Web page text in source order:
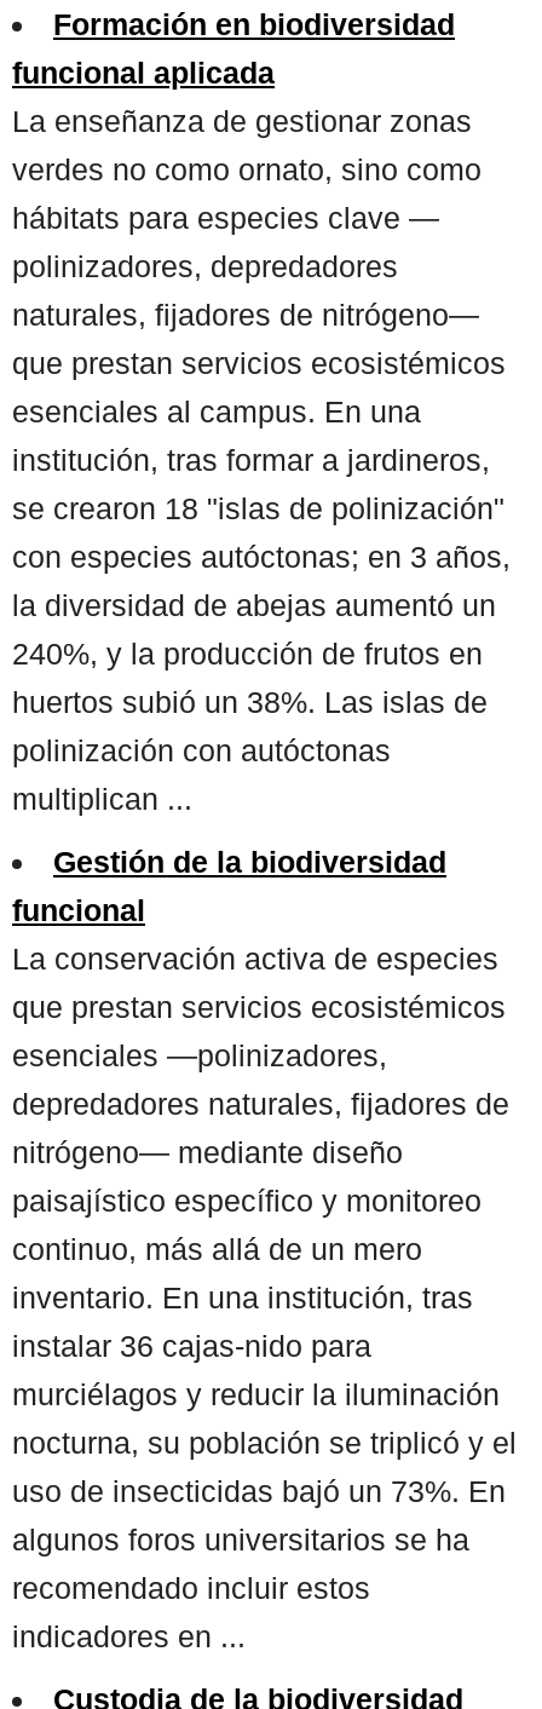
Formación en biodiversidad
funcional aplicada
La enseñanza de gestionar zonas
verdes no como ornato, sino como
hábitats para especies clave —
polinizadores, depredadores
naturales, fijadores de nitrógeno—
que prestan servicios ecosistémicos
esenciales al campus. En una
institución, tras formar a jardineros,
se crearon 18 "islas de polinización"
con especies autóctonas; en 3 años,
la diversidad de abejas aumentó un
240%, y la producción de frutos en
huertos subió un 38%. Las islas de
polinización con autóctonas
multiplican ...
Gestión de la biodiversidad
funcional
La conservación activa de especies
que prestan servicios ecosistémicos
esenciales —polinizadores,
depredadores naturales, fijadores de
nitrógeno— mediante diseño
paisajístico específico y monitoreo
continuo, más allá de un mero
inventario. En una institución, tras
instalar 36 cajas-nido para
murciélagos y reducir la iluminación
nocturna, su población se triplicó y el
uso de insecticidas bajó un 73%. En
algunos foros universitarios se ha
recomendado incluir estos
indicadores en ...
Custodia de la biodiversidad